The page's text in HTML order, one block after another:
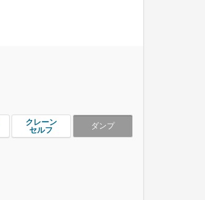
クレーン
セルフ
ダンプ